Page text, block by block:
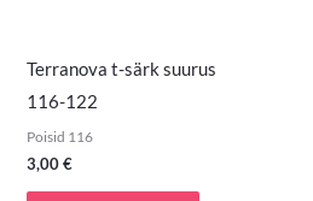
Terranova t-särk suurus
116-122
Poisid 116
3,00€